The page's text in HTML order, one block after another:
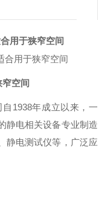
用于狭窄空间
空间
自1938年成立以来，一
静电相关设备专业制造
静电测试仪等，广泛应